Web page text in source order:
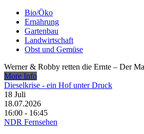
Bio/Öko
Ernährung
Gartenbau
Landwirtschaft
Obst und Gemüse
Werner & Robby retten die Ernte – Der
More Info
Dieselkrise - ein Hof unter Druck
18 Juli
18.07.2026
16:00 - 16:45
NDR Fernsehen